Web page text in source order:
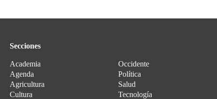
Secciones
Academia
Agenda
Agricultura
Cultura
Occidente
Política
Salud
Tecnología